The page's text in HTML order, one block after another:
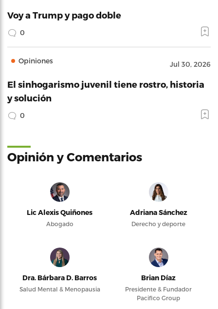
Voy a Trump y pago doble
0
Opiniones Jul 30, 2026
El sinhogarismo juvenil tiene rostro, historia
y solución
0
Opinión y Comentarios
Lic Alexis Quiñones
Abogado
Adriana Sánchez
Derecho y deporte
Dra. Bárbara D. Barros
Salud Mental & Menopausia
Brian Díaz
Presidente & Fundador
Pacifico Group